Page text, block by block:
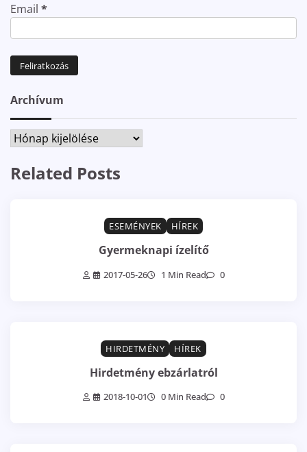
Email *
Archívum
Archívum
Related Posts
ESEMÉNYEK HÍREK
Gyermeknapi ízelítő
2017-05-26 1 Min Read 0
HIRDETMÉNY HÍREK
Hirdetmény ebzárlatról
2018-10-01 0 Min Read 0